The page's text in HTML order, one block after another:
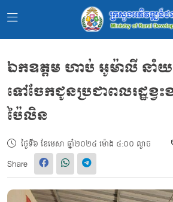
ឯកឧត្ដម ហាប់ អូម៉ាលី ន
ទៅចែកជូនប្រជាពលរដ្ឋខ្វះ
ប៉ៃលិន
ថ្ងៃទី៦ ខែមេសា ឆ្នាំ២០២៤ ម៉ោង ៤:០០ ល្ងាច
Share